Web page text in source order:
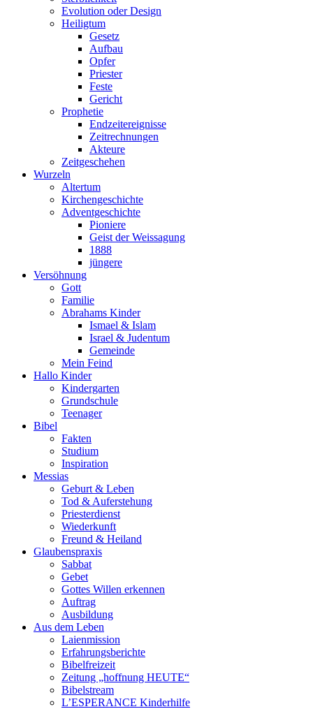
Evolution oder Design
Heiligtum
Gesetz
Aufbau
Opfer
Priester
Feste
Gericht
Prophetie
Endzeitereignisse
Zeitrechnungen
Akteure
Zeitgeschehen
Wurzeln
Altertum
Kirchengeschichte
Adventgeschichte
Pioniere
Geist der Weissagung
1888
jüngere
Versöhnung
Gott
Familie
Abrahams Kinder
Ismael & Islam
Israel & Judentum
Gemeinde
Mein Feind
Hallo Kinder
Kindergarten
Grundschule
Teenager
Bibel
Fakten
Studium
Inspiration
Messias
Geburt & Leben
Tod & Auferstehung
Priesterdienst
Wiederkunft
Freund & Heiland
Glaubenspraxis
Sabbat
Gebet
Gottes Willen erkennen
Auftrag
Ausbildung
Aus dem Leben
Laienmission
Erfahrungsberichte
Bibelfreizeit
Zeitung „hoffnung HEUTE“
Bibelstream
L’ESPERANCE Kinderhilfe